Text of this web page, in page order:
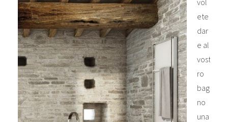
ete
dar
e al
vost
ro
bag
no
una